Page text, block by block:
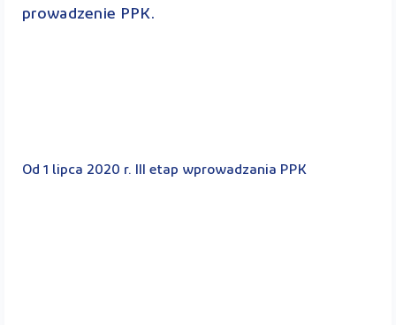
prowadzenie PPK.
Od 1 lipca 2020 r. III etap wprowadzania PPK